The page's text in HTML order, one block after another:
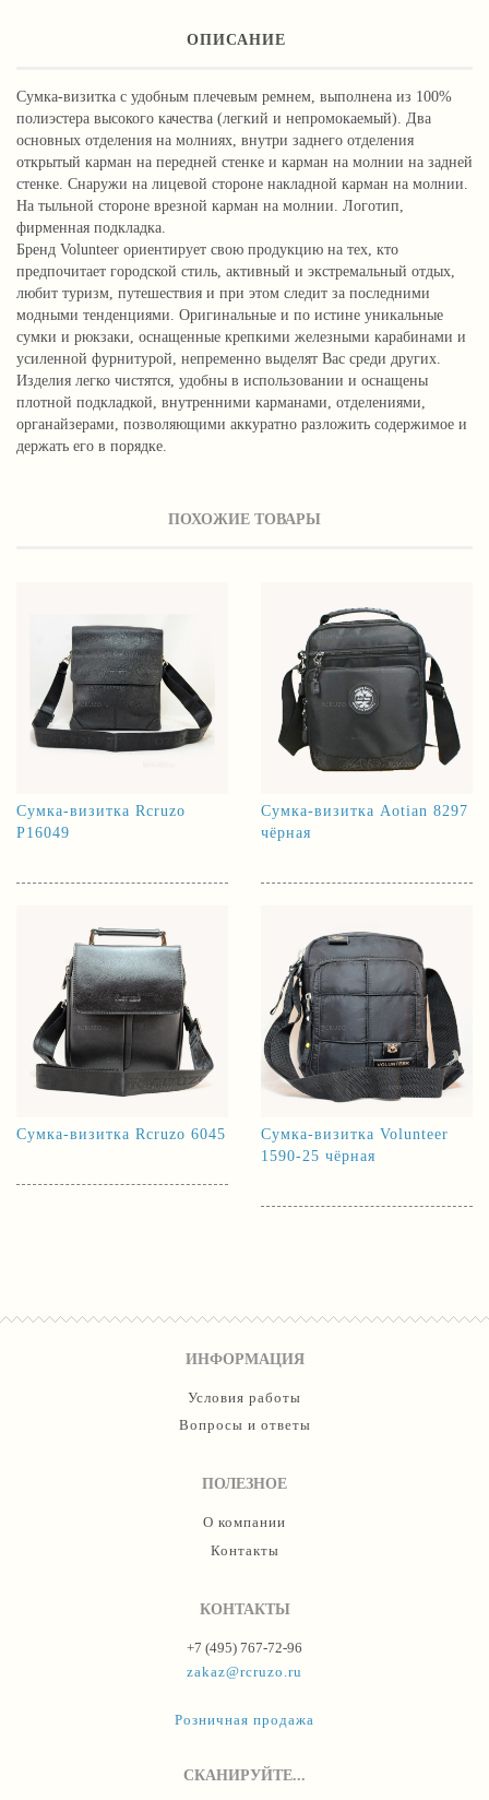
ОПИСАНИЕ
Сумка-визитка с удобным плечевым ремнем, выполнена из 100%
полиэстера высокого качества (легкий и непромокаемый). Два
основных отделения на молниях, внутри заднего отделения
открытый карман на передней стенке и карман на молнии на задней
стенке. Снаружи на лицевой стороне накладной карман на молнии.
На тыльной стороне врезной карман на молнии. Логотип,
фирменная подкладка.
Бренд Volunteer ориентирует свою продукцию на тех, кто
предпочитает городской стиль, активный и экстремальный отдых,
любит туризм, путешествия и при этом следит за последними
модными тенденциями. Оригинальные и по истине уникальные
сумки и рюкзаки, оснащенные крепкими железными карабинами и
усиленной фурнитурой, непременно выделят Вас среди других.
Изделия легко чистятся, удобны в использовании и оснащены
плотной подкладкой, внутренними карманами, отделениями,
органайзерами, позволяющими аккуратно разложить содержимое и
держать его в порядке.
ПОХОЖИЕ ТОВАРЫ
Сумка-визитка Rcruzo
P16049
Сумка-визитка Aotian 8297
чёрная
Сумка-визитка Rcruzo 6045
Сумка-визитка Volunteer
1590-25 чёрная
ИНФОРМАЦИЯ
Условия работы
Вопросы и ответы
ПОЛЕЗНОЕ
О компании
Контакты
КОНТАКТЫ
+7 (495) 767-72-96
zakaz@rcruzo.ru
Розничная продажа
СКАНИРУЙТЕ...